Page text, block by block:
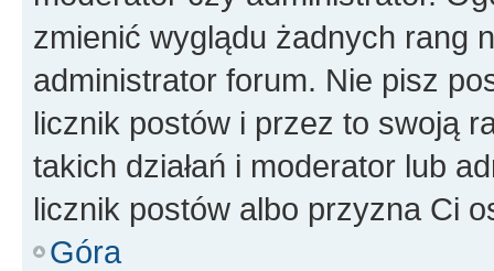
zmienić wyglądu żadnych rang
administrator forum. Nie pisz
licznik postów i przez to swoją
takich działań i moderator lub
licznik postów albo przyzna Ci
Góra